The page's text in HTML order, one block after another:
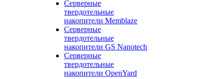
Cерверные
твердотельные
накопители Memblaze
Cерверные
твердотельные
накопители GS Nanotech
Серверные
твердотельные
накопители OpenYard